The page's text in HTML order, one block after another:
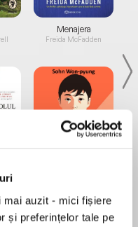
mai auzit - mici fișiere
și preferințelor tale pe
Menajera
Freida McFadden